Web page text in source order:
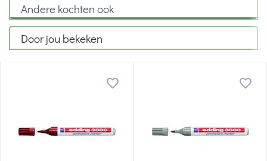
Andere kochten ook
Door jou bekeken